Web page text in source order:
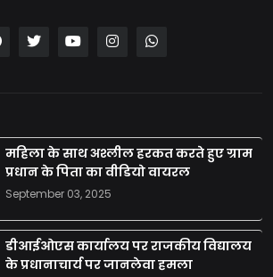
महिला के साथ अश्लील हरकत करते हुए ग्राम
प्रधान के पिता का वीडियो वायरल
September 03, 2025
डीआईओएस कार्यालय पर राजकीय विद्यालय
के प्रधानाचार्य पर जानलेवा हमला